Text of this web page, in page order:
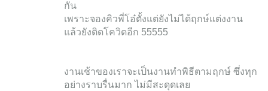
กัน
เพราะจองคิวพี่โอ๋ตั้งแต่ยังไม่ได้ฤกษ์แต่งงาน
แล้วยังติดโควิดอีก 55555
งานเช้าของเราจะเป็นงานทำพิธีตามฤกษ์ ซึ่งทุก
อย่างราบรื่นมาก ไม่มีสะดุดเลย